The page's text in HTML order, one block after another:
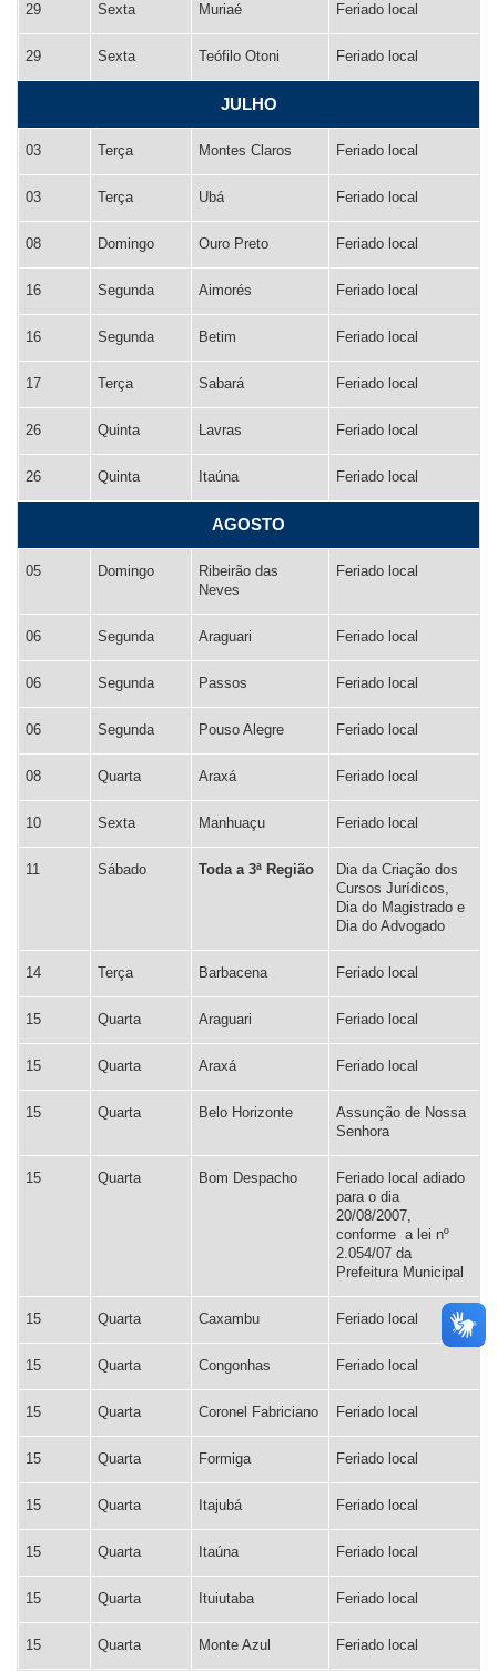
29 Sexta Muriaé Feriado local
29 Sexta Teófilo Otoni Feriado local
JULHO
03 Terça Montes Claros Feriado local
03 Terça Ubá Feriado local
08 Domingo Ouro Preto Feriado local
16 Segunda Aimorés Feriado local
16 Segunda Betim Feriado local
17 Terça Sabará Feriado local
26 Quinta Lavras Feriado local
26 Quinta Itaúna Feriado local
AGOSTO
05 Domingo
Ribeirão das
Neves
Feriado local
06 Segunda Araguari Feriado local
06 Segunda Passos Feriado local
06 Segunda Pouso Alegre Feriado local
08 Quarta Araxá Feriado local
10 Sexta Manhuaçu Feriado local
11 Sábado Toda a 3ª Região
Dia da Criação dos
Cursos Jurídicos,
Dia do Magistrado e
Dia do Advogado
14 Terça Barbacena Feriado local
15 Quarta Araguari Feriado local
15 Quarta Araxá Feriado local
15 Quarta Belo Horizonte
Assunção de Nossa
Senhora
15 Quarta Bom Despacho
Feriado local adiado
para o dia
20/08/2007,
conforme a lei nº
2.054/07 da
Prefeitura Municipal
15 Quarta Caxambu Feriado local
15 Quarta Congonhas Feriado local
15 Quarta Coronel Fabriciano Feriado local
15 Quarta Formiga Feriado local
15 Quarta Itajubá Feriado local
15 Quarta Itaúna Feriado local
15 Quarta Ituiutaba Feriado local
15 Quarta Monte Azul Feriado local